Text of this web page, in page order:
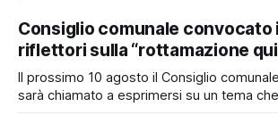
Consiglio comunale convocato
riflettori sulla “rottamazione
Il prossimo 10 agosto il Consiglio
sarà chiamato a esprimersi su un tema